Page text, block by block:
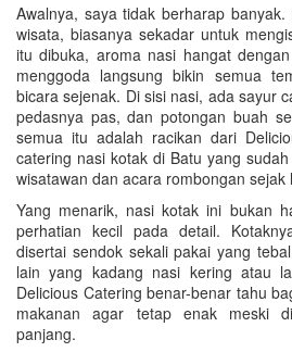
Awalnya, saya tidak berharap
wisata, biasanya sekadar untuk
itu dibuka, aroma nasi hangat
menggoda langsung bikin semua
bicara sejenak. Di sisi nasi, ada sayur
pedasnya pas, dan potongan buah
semua itu adalah racikan dari
catering nasi kotak di Batu yang
wisatawan dan acara rombongan sejak
Yang menarik, nasi kotak ini bukan
perhatian kecil pada detail.
disertai sendok sekali pakai yang
lain yang kadang nasi kering atau
Delicious Catering benar-benar tahu
makanan agar tetap enak meski
panjang.